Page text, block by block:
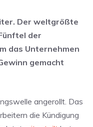
Der weltgrößte
der
das Unternehmen
gemacht
angerollt. Das
die Kündigung